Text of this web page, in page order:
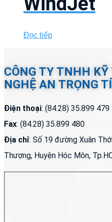
Đọc tiếp
CÔNG TY TNHH KỸ
NGHỆ AN TRỌNG
Điện thoại: (84.28) 35.899 479
Fax: (84.28) 35.899 480
Địa chỉ: Số 19 đường Xuân
Thượng, Huyện Hóc Môn,